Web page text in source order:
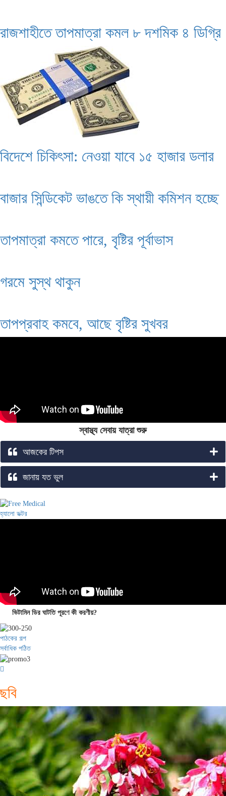
রাজশাহীতে তাপমাত্রা কমল ৮ দশমিক ৪ ডিগ্রি
বিদেশে চিকিৎসা: নেওয়া যাবে ১৫ হাজার ডলার
বাজার সিন্ডিকেট ভাঙতে কি স্থায়ী কমিশন হচ্ছে
তাপমাত্রা কমতে পারে, বৃষ্টির পূর্বাভাস
গরমে সুস্থ থাকুন
তাপপ্রবাহ কমবে, আছে বৃষ্টির সুখবর
স্বাস্থ্য সেবায় যাত্রা শুরু
আজকের টিপস
জানায় যত ভুল
হ্যালো ডক্টর
ভিটামিন ডির ঘাটতি পূরণে কী করণীয়?
পাঠকের গল্প
সর্বাধিক পঠিত
ছবি